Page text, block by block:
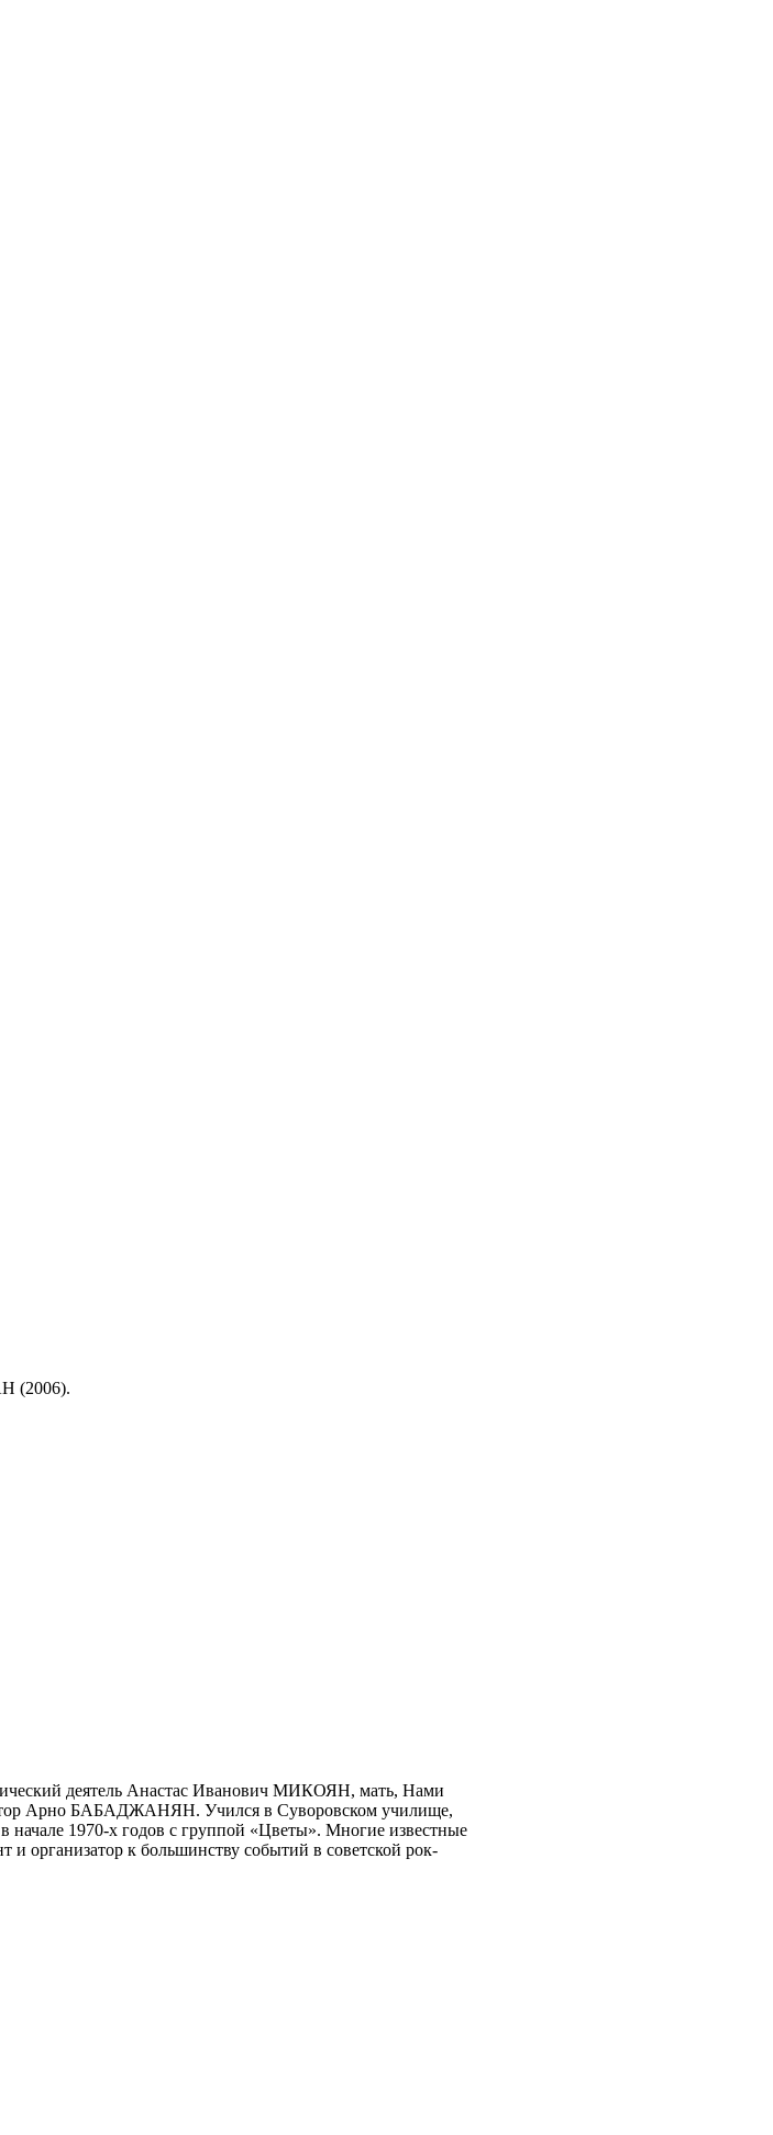
(2006).
деятель Анастас Иванович МИКОЯН, мать, Нами
Арно БАБАДЖАНЯН. Учился в Суворовском училище,
начале 1970-х годов с группой «Цветы». Многие известные
организатор к большинству событий в советской рок-